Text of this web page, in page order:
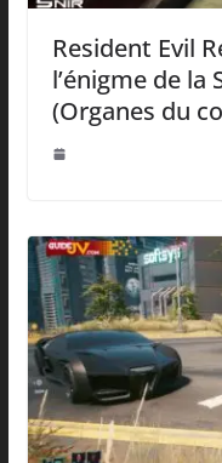
Resident Evil
l’énigme de la
(Organes du